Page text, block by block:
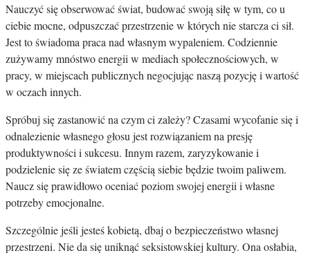
Nauczyć się obserwować świat, budować swoją siłę w tym, co u
ciebie mocne, odpuszczać przestrzenie w których nie starcza ci sił.
Jest to świadoma praca nad własnym wypaleniem. Codziennie
zużywamy mnóstwo energii w mediach społecznościowych, w
pracy, w miejscach publicznych negocjując naszą pozycję i wartość
w oczach innych.
Spróbuj się zastanowić na czym ci zależy? Czasami wycofanie się i
odnalezienie własnego głosu jest rozwiązaniem na presję
produktywności i sukcesu. Innym razem, zaryzykowanie i
podzielenie się ze światem częścią siebie będzie twoim paliwem.
Naucz się prawidłowo oceniać poziom swojej energii i własne
potrzeby emocjonalne.
Szczególnie jeśli jesteś kobietą, dbaj o bezpieczeństwo własnej
przestrzeni. Nie da się uniknąć seksistowskiej kultury. Ona osłabia,